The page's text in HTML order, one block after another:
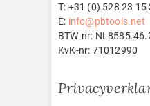
T: +31 (0) 528 23 15
E: info@pbtools.net
BTW-nr:
KvK-nr: 71012990